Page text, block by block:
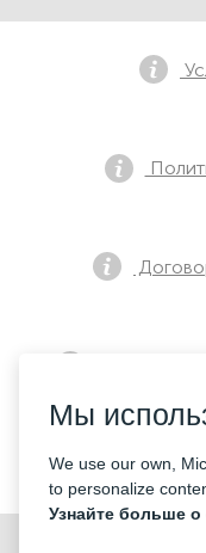
Мы
We use our own,
to personalize
Узнайте больше